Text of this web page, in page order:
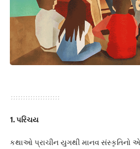
1.પરિચય
કથાઓ પ્રાચીન યુગથી માનવ સંસ્કૃતિનો